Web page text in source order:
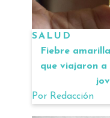
SALUD
Fiebre
que viajaron a
Por Redacción